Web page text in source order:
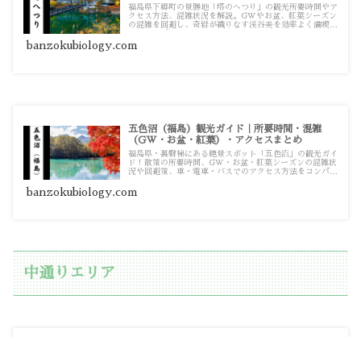
福島県下郷町の景勝地「塔のへつり」の観光所要時間やア
クセス方法、混雑状況を解説。GWやお盆、紅葉シーズン
の混雑を回避し、奇岩が織りなす渓谷美を効率よく満喫す
banzokubiology.com
五色沼（福島）観光ガイド｜所要時間・混雑
（GW・お盆・紅葉）・アクセスまとめ
福島県・裏磐梯にある絶景スポット「五色沼」の観光ガイ
ド！散策の所要時間、GW・お盆・紅葉シーズンの混雑状
況や回避策、車・電車・バスでのアクセス方法をコンパク
banzokubiology.com
中通りエリア